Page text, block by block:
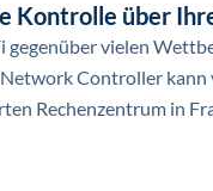
Kontrolle über
gegenüber vielen
Controller
Rechenzentrum in